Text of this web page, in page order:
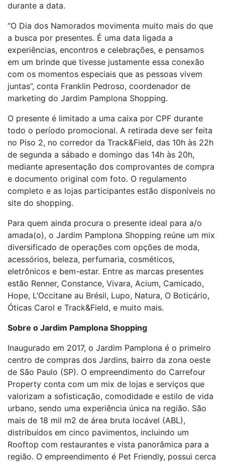
durante a data.
“O Dia dos Namorados movimenta muito mais do que
a busca por presentes. É uma data ligada a
experiências, encontros e celebrações, e pensamos
em um brinde que tivesse justamente essa conexão
com os momentos especiais que as pessoas vivem
juntas”, conta Franklin Pedroso, coordenador de
marketing do Jardim Pamplona Shopping.
O presente é limitado a uma caixa por CPF durante
todo o período promocional. A retirada deve ser feita
no Piso 2, no corredor da Track&Field, das 10h às 22h
de segunda a sábado e domingo das 14h às 20h,
mediante apresentação dos comprovantes de compra
e documento original com foto. O regulamento
completo e as lojas participantes estão disponíveis no
site do shopping.
Para quem ainda procura o presente ideal para a/o
amada(o), o Jardim Pamplona Shopping reúne um mix
diversificado de operações com opções de moda,
acessórios, beleza, perfumaria, cosméticos,
eletrônicos e bem-estar. Entre as marcas presentes
estão Renner, Constance, Vivara, Acium, Camicado,
Hope, L’Occitane au Brésil, Lupo, Natura, O Boticário,
Óticas Carol e Track&Field, e muito mais.
Sobre o Jardim Pamplona Shopping
Inaugurado em 2017, o Jardim Pamplona é o primeiro
centro de compras dos Jardins, bairro da zona oeste
de São Paulo (SP). O empreendimento do Carrefour
Property conta com um mix de lojas e serviços que
valorizam a sofisticação, comodidade e estilo de vida
urbano, sendo uma experiência única na região. São
mais de 18 mil m2 de área bruta locável (ABL),
distribuídos em cinco pavimentos, incluindo um
Rooftop com restaurantes e vista panorâmica para a
região. O empreendimento é Pet Friendly, possui cerca